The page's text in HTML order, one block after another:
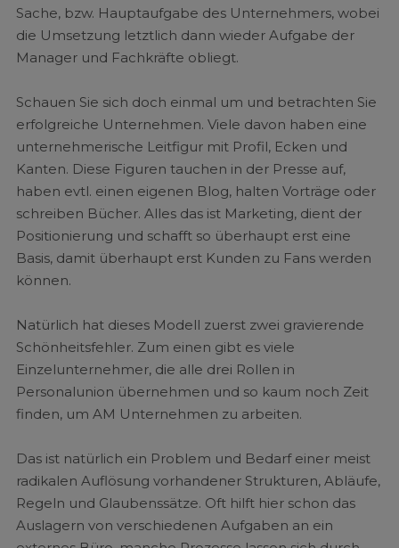
Sache, bzw. Hauptaufgabe des Unternehmers, wobei
die Umsetzung letztlich dann wieder Aufgabe der
Manager und Fachkräfte obliegt.
Schauen Sie sich doch einmal um und betrachten Sie
erfolgreiche Unternehmen. Viele davon haben eine
unternehmerische Leitfigur mit Profil, Ecken und
Kanten. Diese Figuren tauchen in der Presse auf,
haben evtl. einen eigenen Blog, halten Vorträge oder
schreiben Bücher. Alles das ist Marketing, dient der
Positionierung und schafft so überhaupt erst eine
Basis, damit überhaupt erst Kunden zu Fans werden
können.
Natürlich hat dieses Modell zuerst zwei gravierende
Schönheitsfehler. Zum einen gibt es viele
Einzelunternehmer, die alle drei Rollen in
Personalunion übernehmen und so kaum noch Zeit
finden, um AM Unternehmen zu arbeiten.
Das ist natürlich ein Problem und Bedarf einer meist
radikalen Auflösung vorhandener Strukturen, Abläufe,
Regeln und Glaubenssätze. Oft hilft hier schon das
Auslagern von verschiedenen Aufgaben an ein